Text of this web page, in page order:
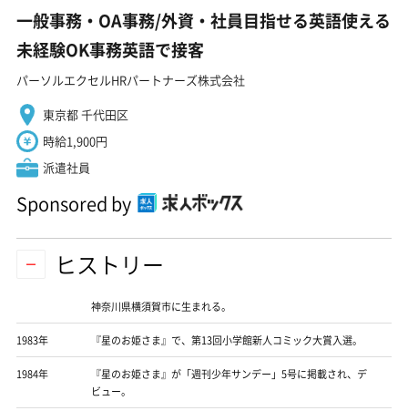
一般事務・OA事務/外資・社員目指せる英語使える
未経験OK事務英語で接客
パーソルエクセルHRパートナーズ株式会社
東京都 千代田区
時給1,900円
派遣社員
Sponsored by
ヒストリー
神奈川県横須賀市に生まれる。
1983年 『星のお姫さま』で、第13回小学館新人コミック大賞入選。
1984年
『星のお姫さま』が「週刊少年サンデー」5号に掲載され、デ
ビュー。